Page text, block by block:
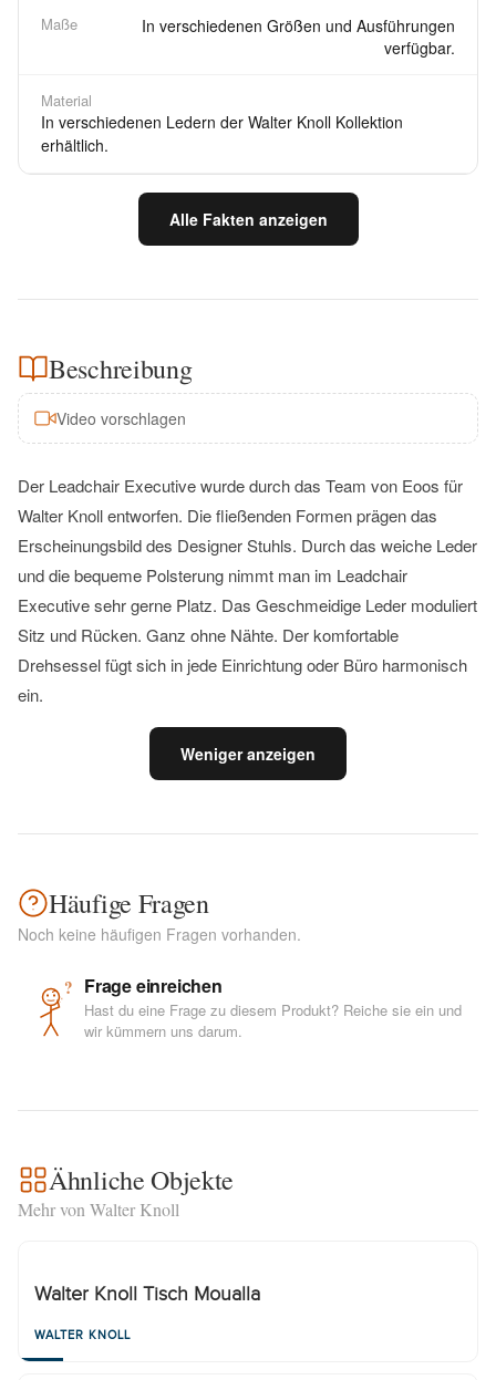
Maße
In verschiedenen Größen und Ausführungen
verfügbar.
Material
In verschiedenen Ledern der Walter Knoll Kollektion
erhältlich.
Alle Fakten anzeigen
Beschreibung
Video vorschlagen
Der Leadchair Executive wurde durch das Team von Eoos für
Walter Knoll entworfen. Die fließenden Formen prägen das
Erscheinungsbild des Designer Stuhls. Durch das weiche Leder
und die bequeme Polsterung nimmt man im Leadchair
Executive sehr gerne Platz. Das Geschmeidige Leder moduliert
Sitz und Rücken. Ganz ohne Nähte. Der komfortable
Drehsessel fügt sich in jede Einrichtung oder Büro harmonisch
ein.
Weniger anzeigen
Häufige Fragen
Noch keine häufigen Fragen vorhanden.
? Frage einreichen
Hast du eine Frage zu diesem Produkt? Reiche sie ein und
wir kümmern uns darum.
Ähnliche Objekte
Mehr von Walter Knoll
Walter Knoll Tisch Moualla
WALTER KNOLL